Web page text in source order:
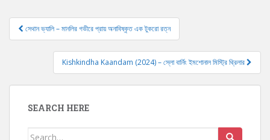
Post navigation
সেথান ভ্যালি – মানলির গভীরে প্রায় অনাবিষ্কৃত এক টুকরো রত্ন
Kishkindha Kaandam (2024) – স্লো বার্নিং ইমশোনাল মিস্ট্রি থ্রিলার
SEARCH HERE
Search for: